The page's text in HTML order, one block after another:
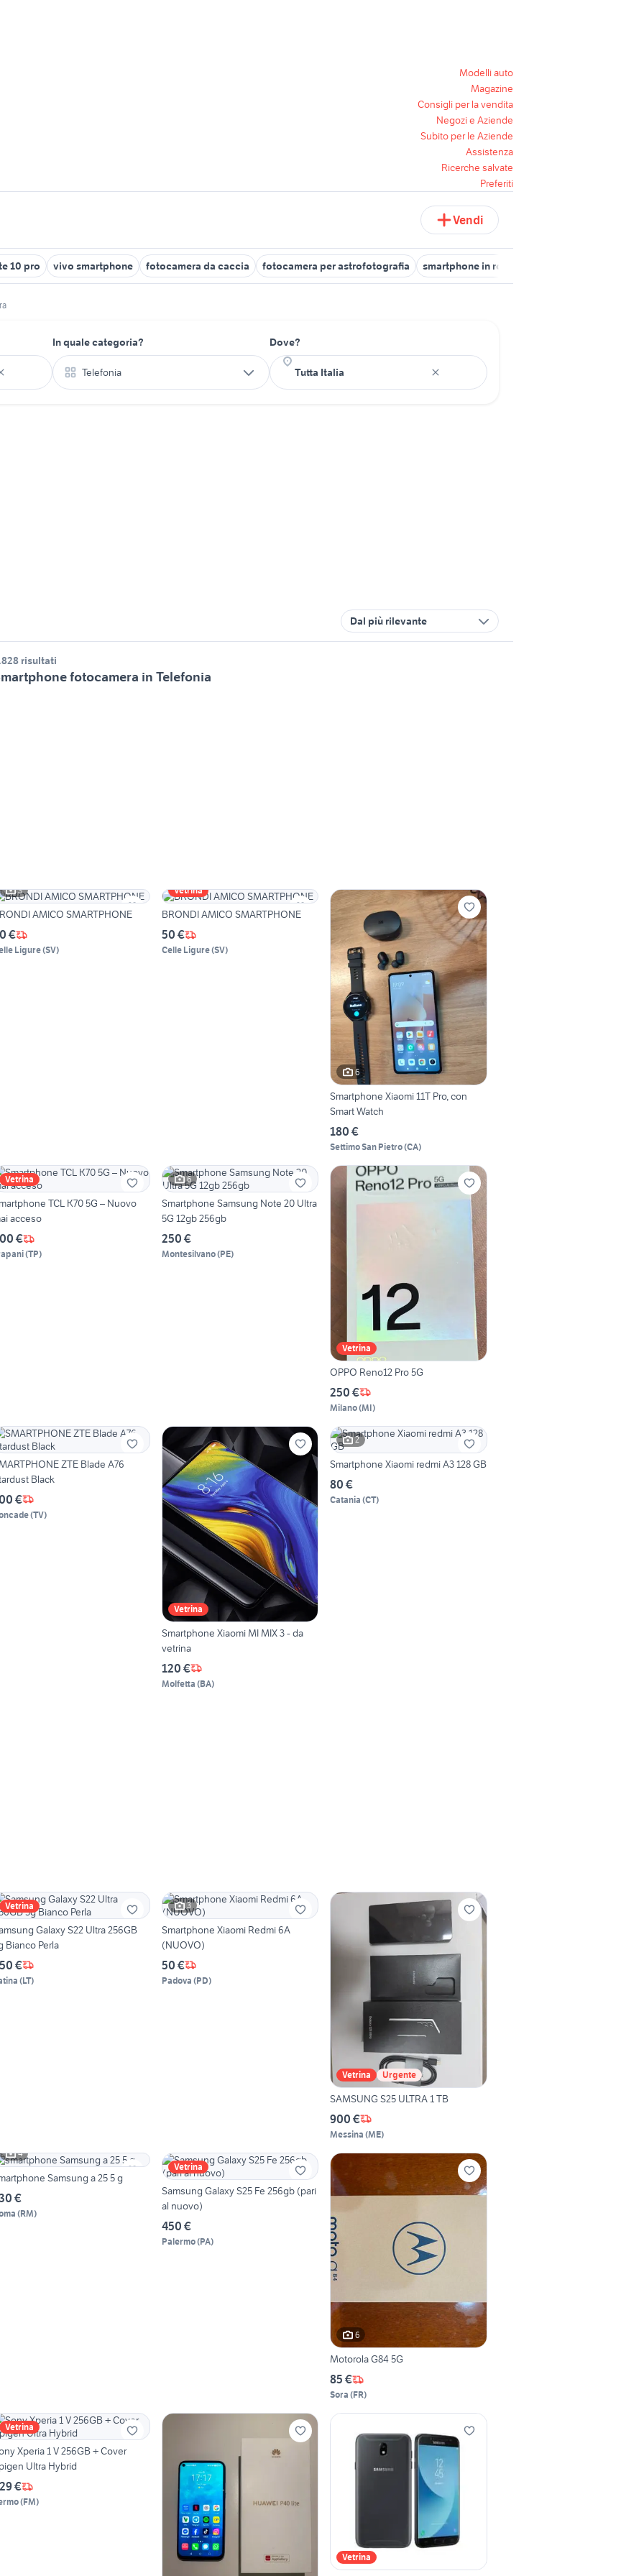
Modelli auto
Magazine
Consigli per la vendita
Negozi e Aziende
Subito per le Aziende
Assistenza
Ricerche salvate
Preferiti
Vendi
10 pro vivo smartphone fotocamera da caccia fotocamera per astrofotografia smartphone in regalo telefonia
In quale categoria?
Telefonia
Dove?
Dal più rilevante
risultati
fotocamera in Telefonia
3
AMICO SMARTPHONE
€
Ligure(SV)
Vetrina
BRONDI AMICO SMARTPHONE
50 €
Celle Ligure(SV)
6
Smartphone Xiaomi 11T Pro, con
Smart Watch
180 €
Settimo San Pietro(CA)
Vetrina
TCL K70 5G – Nuovo
acceso
€
(TP)
6
Smartphone Samsung Note 20 Ultra
5G 12gb 256gb
250 €
Montesilvano(PE)
Vetrina
OPPO Reno12 Pro 5G
250 €
Milano(MI)
ZTE Blade A76
Black
€
(TV)
Vetrina
Smartphone Xiaomi MI MIX 3 - da
vetrina
120 €
Molfetta (BA)
2
Smartphone Xiaomi redmi A3 128 GB
80 €
Catania (CT)
Vetrina
Galaxy S22 Ultra 256GB
Bianco Perla
€
(LT)
3
Smartphone Xiaomi Redmi 6A
(NUOVO)
50 €
Padova (PD)
Vetrina Urgente
SAMSUNG S25 ULTRA 1 TB
900 €
Messina (ME)
4
smartphone Samsung a 25 5 g
€
(RM)
Vetrina
Samsung Galaxy S25 Fe 256gb (pari
al nuovo)
450 €
Palermo(PA)
6
Motorola G84 5G
85 €
Sora (FR)
Vetrina
Xperia 1 V 256GB + Cover
Ultra Hybrid
€
(FM)
Vetrina